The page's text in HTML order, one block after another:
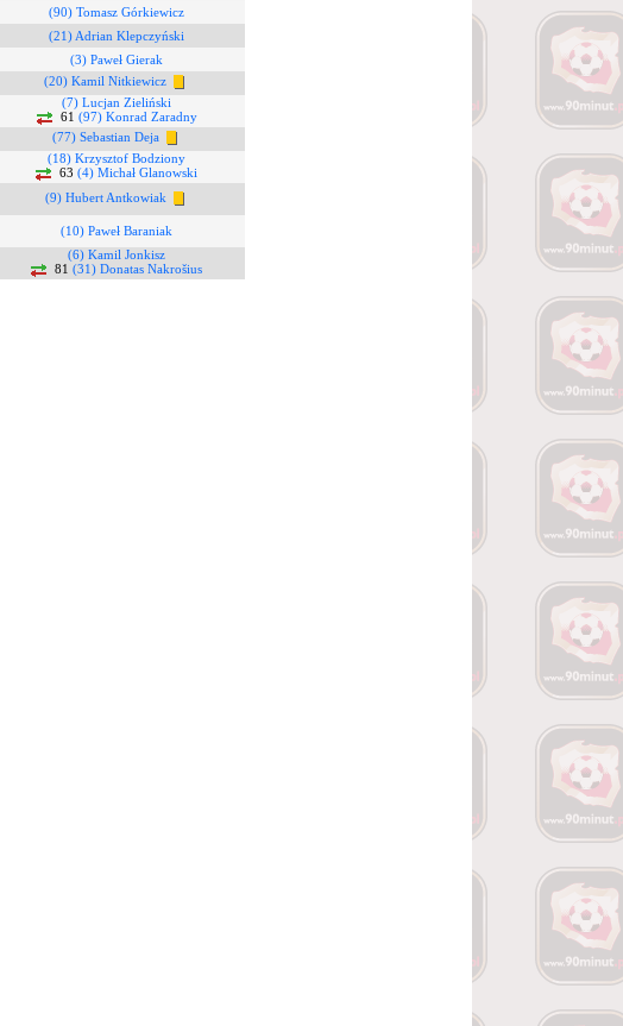
(90) Tomasz Górkiewicz
(21) Adrian Klepczyński
(3) Paweł Gierak
(20) Kamil Nitkiewicz
(7) Lucjan Zieliński
61 (97) Konrad Zaradny
(77) Sebastian Deja
(18) Krzysztof Bodziony
63 (4) Michał Glanowski
(9) Hubert Antkowiak
(10) Paweł Baraniak
(6) Kamil Jonkisz
81 (31) Donatas Nakrošius